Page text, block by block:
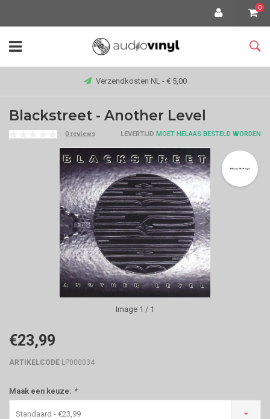
0
Verzendkosten NL - € 5,00
Blackstreet - Another Level
0 reviews LEVERTIJD MOET HELAAS BESTELD WORDEN
Image 1 / 1
€23,99
ARTIKELCODE LP000034
Maak een keuze: *
Standaard - €23,99